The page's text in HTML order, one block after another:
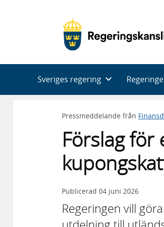
Sveriges regering
Pressmeddelande från
Förslag
Publicerad 04 juni 2026
Regeringen vill